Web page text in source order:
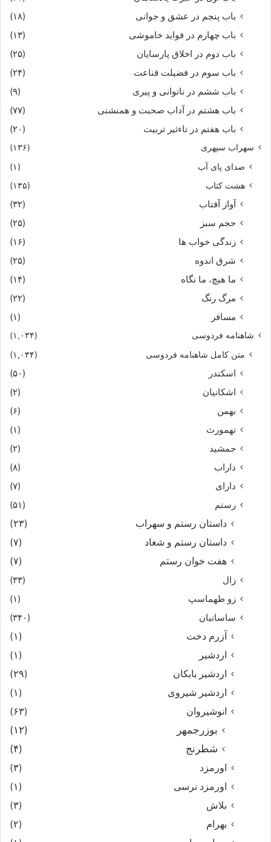
باب پنجم در عشق و جوانى
(۱۸)
باب چهارم در فواید خاموشى
(۱۳)
باب دوم در اخلاق پارسایان
(۲۵)
باب سوم در فضیلت قناعت
(۲۴)
باب ششم در ناتوانى و پیرى
(۹)
باب هشتم در آداب صحبت و همنشنى
(۷۷)
باب هفتم در تاءثیر تربیت
(۲۰)
سهراب سپهری (۱۳۶)
صدای پای آب
(۱)
هشت کتاب
(۱۳۵)
آواز آفتاب
(۳۲)
حجم سبز
(۲۵)
زندگی خواب ها
(۱۶)
شرق اندوه
(۲۵)
ما هیچ، ما نگاه
(۱۴)
مرگ رنگ
(۲۲)
مسافر
(۱)
شاهنامه فردوسی (۱,۰۳۴)
متن کامل شاهنامه فردوسی (۱,۰۳۴)
اسکندر
(۵۰)
اشکانیان
(۲)
بهمن
(۶)
تهمورث
(۱)
جمشید
(۲)
داراب
(۸)
دارای
(۷)
رستم
(۵۱)
داستان رستم و سهراب
(۲۳)
داستان رستم و شغاد
(۷)
هفت خوان رستم‏
(۷)
زال
(۳۳)
زو طهماسپ‏
(۱)
ساسانیان
(۳۴۰)
آزرم دخت
(۱)
اردشیر
(۱)
اردشیر بابکان
(۲۹)
اردشیر شیروی
(۱)
انوشیروان
(۶۳)
بوزرجمهر
(۱۲)
شطرنج
(۴)
اورمزد
(۳)
اورمزد نرسى‏
(۱)
بلاش
(۳)
بهرام
(۲)